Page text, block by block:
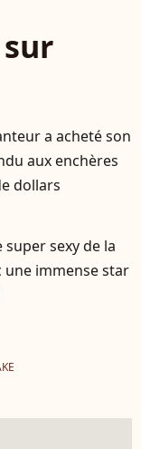
a acheté son
aux enchères
dollars
super sexy de la
une immense star